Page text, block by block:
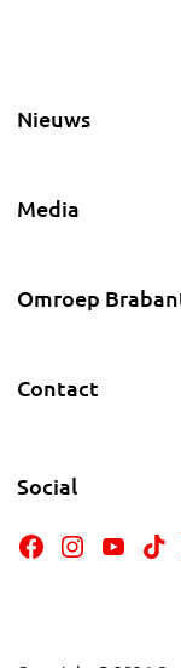
Nieuws
Media
Omroep
Contact
Social